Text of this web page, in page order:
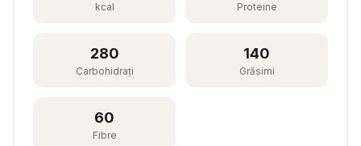
kcal Proteine
280
Carbohidrați
140
Grăsimi
60
Fibre